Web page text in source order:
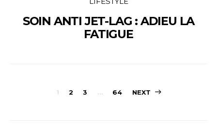
SOIN ANTI JET-LAG : ADIEU LA
FATIGUE
PAGINATION
1 2 3 … 64 NEXT